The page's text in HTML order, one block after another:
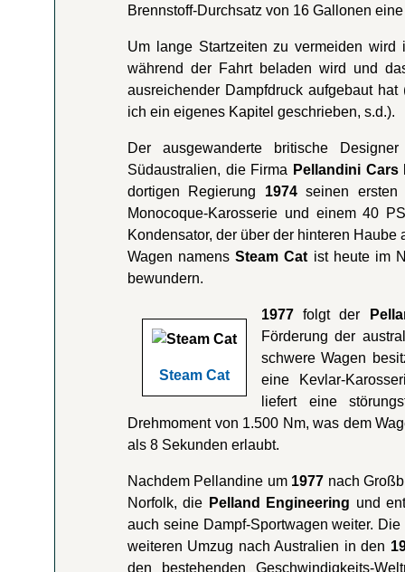
Brennstoff-Durchsatz von 16 Gallonen
Um lange Startzeiten zu vermeiden wird
während der Fahrt beladen wird und
ausreichender Dampfdruck aufgebaut
ich ein eigenes Kapitel geschrieben, s.d.).
Der ausgewanderte britische
Südaustralien, die Firma Pellandini Cars
dortigen Regierung 1974seinen
Monocoque-Karosserie und einem 40
Kondensator, der über der hinteren
Wagen namensSteam Cat ist heute im
bewundern.
Steam Cat
1977 folgt der
Förderung der
schwere Wagen
eine Kevlar-
liefert eine
Drehmoment von 1.500 Nm, was dem
als 8 Sekunden erlaubt.
Nachdem Pellandine um 1977 nach
Norfolk, die Pelland Engineering und
auch seine Dampf-Sportwagen weiter.
weiteren Umzug nach Australien in den
den bestehenden Geschwindigkeits-